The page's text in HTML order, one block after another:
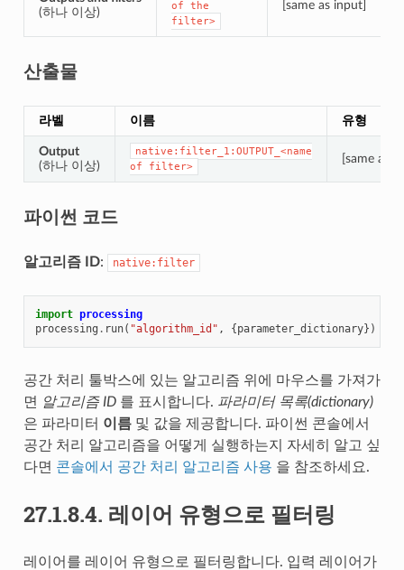
(하나 이상)
of
the
filter>
[same as input]
산출물
라벨 이름 유형
Output
(하나 이상)
native:filter_1:OUTPUT_<name
of
filter>
[same as
파이썬 코드
알고리즘 ID: native:filter
import processing
processing . run( "algorithm_id" , {parameter_dictionary})
공간 처리 툴박스에 있는 알고리즘 위에 마우스를 가져가
면
알고리즘 ID를 표시합니다. 파라미터 목록(dictionary)
은 파라미터 이름및 값을 제공합니다. 파이썬 콘솔에서
공간 처리 알고리즘을 어떻게 실행하는지 자세히 알고 싶
다면 콘솔에서 공간 처리 알고리즘 사용 을 참조하세요.
27.1.8.4. 레이어 유형으로 필터링
레이어를 레이어 유형으로 필터링합니다. 입력 레이어가